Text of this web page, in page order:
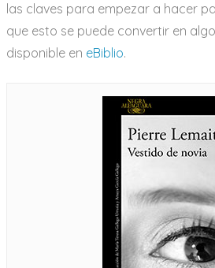
las claves para empezar a hacer
que esto se puede convertir en
disponible en eBiblio.